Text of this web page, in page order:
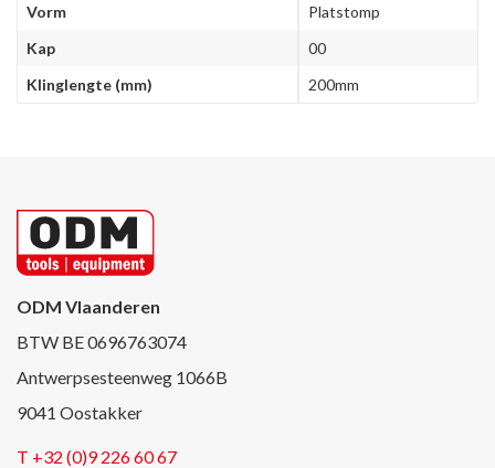
Vorm
Platstomp
Kap
00
Klinglengte (mm)
200mm
ODM Vlaanderen
BTW BE 0696763074
Antwerpsesteenweg 1066B
9041 Oostakker
T +32 (0)9 226 60 67